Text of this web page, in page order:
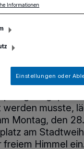
in der
dem
musste,
Montag, den
am
Himmel
Informationen
Einstellungen oder